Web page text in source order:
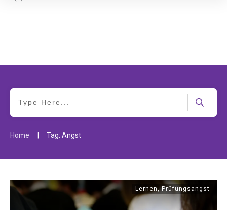
Home | Tag: Angst
Lernen,Prüfungsangst